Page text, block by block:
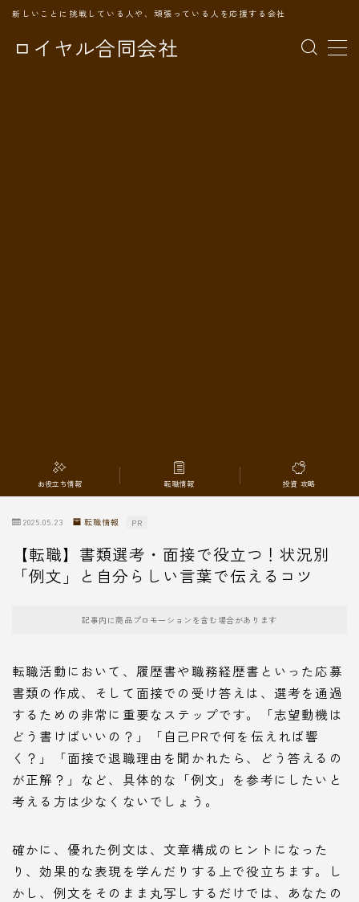
ロイヤル合同会社
新しいことに挑戦している人や、頑張っている人を応援する会社
MENU
お役立ち情報 転職情報 投資 攻略
2025.05.23 転職情報 PR
【転職】書類選考・面接で役立つ！状況別
「例文」と自分らしい言葉で伝えるコツ
記事内に商品プロモーションを含む場合があります
転職活動において、履歴書や職務経歴書といった応募
書類の作成、そして面接での受け答えは、選考を通過
するための非常に重要なステップです。「志望動機は
どう書けばいいの？」「自己PRで何を伝えれば響
く？」「面接で退職理由を聞かれたら、どう答えるの
が正解？」など、具体的な「例文」を参考にしたいと
考える方は少なくないでしょう。
確かに、優れた例文は、文章構成のヒントになった
り、効果的な表現を学んだりする上で役立ちます。し
かし、例文をそのまま丸写しするだけでは、あなたの